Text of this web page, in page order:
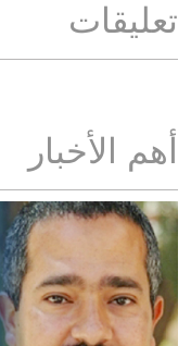
تعليقات
أهم الأخبار